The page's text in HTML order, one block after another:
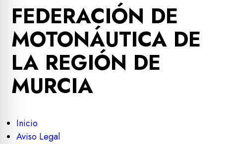
FEDERACIÓN DE
MOTONÁUTICA DE
LA REGIÓN DE
MURCIA
Inicio
Aviso Legal